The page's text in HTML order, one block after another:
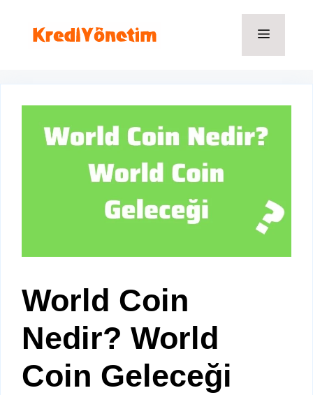
World Coin
Nedir? World
Coin Geleceği